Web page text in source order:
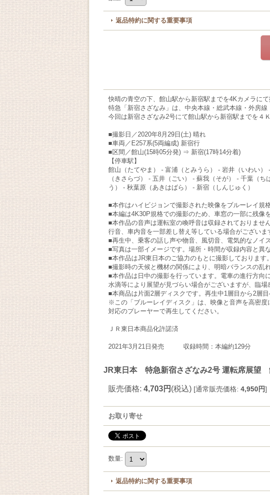
返品特約に関する重要事項
快晴の青空の下、館山駅から新宿駅までを4Kカメラにて
特急「新宿さざなみ」は、中央本線・総武本線・外房
今回は新宿さざなみ2号にて館山駅から新宿駅までを４
■撮影日／2020年8月29日(土) 晴れ
■車両／E257系(5両編成) 新宿行
■区間／館山(15時05分発) ⇒ 新宿(17時14分着)
【停車駅】
館山（たてやま） - 富浦（とみうら） - 岩井（いわい
（きさらづ） - 五井（ごい） - 蘇我（そが） - 千葉（
う） - 秋葉原（あきはばら） - 新宿（しんじゅく）
■本作はハイビジョンで撮影された映像をブルーレイ規
■本編は4K30P規格での撮影のため、車窓の一部に残像
■本作品の音声は運転室の喚呼音は収録されておりませ
行音、車内音を一部差し替え等している場合がございま
■再生中、乗客の話し声や物音、風切音、電気的なノイ
■写真は一部イメージです。場所・時間が収録内容と異
■本作品はJR東日本のご協力のもとに撮影しております。
■撮影時の天候と機材の関係により、明暗バランスの乱
■本作品は日中の撮影を行っています。電車の進行方向
水滴等により展望が見づらい場合がございますが、臨
■本商品は片面2層ディスクです。再生中1層目から2層
※この「ブルーレイディスク」は、映像と音声を高密度
対応のプレーヤーで再生してください。
ＪＲ東日本商品化許諾済
2021年3月21日発売 収録時間：本編約129分
JR東日本 特急新宿さざなみ2号 運転席展望
販売価格: 4,703円 (税込) [通常販売価格: 4,950円]
お取り寄せ
数量:
返品特約に関する重要事項